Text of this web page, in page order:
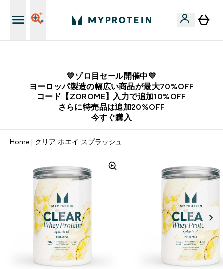
💙ゾロ目セール開催中💙
ヨーロッパ製造の幅広い商品が最大70%OFF
コード【ZOROME】入力で追加10%OFF
さらに特売品は追加20%OFF
今すぐ購入
Home クリア ホエイ スプラッシュ